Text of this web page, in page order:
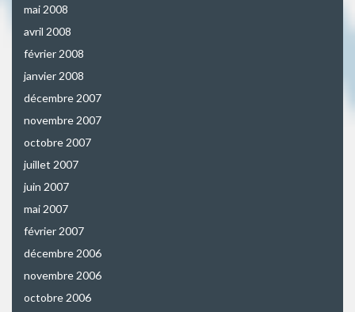
mai 2008
avril 2008
février 2008
janvier 2008
décembre 2007
novembre 2007
octobre 2007
juillet 2007
juin 2007
mai 2007
février 2007
décembre 2006
novembre 2006
octobre 2006